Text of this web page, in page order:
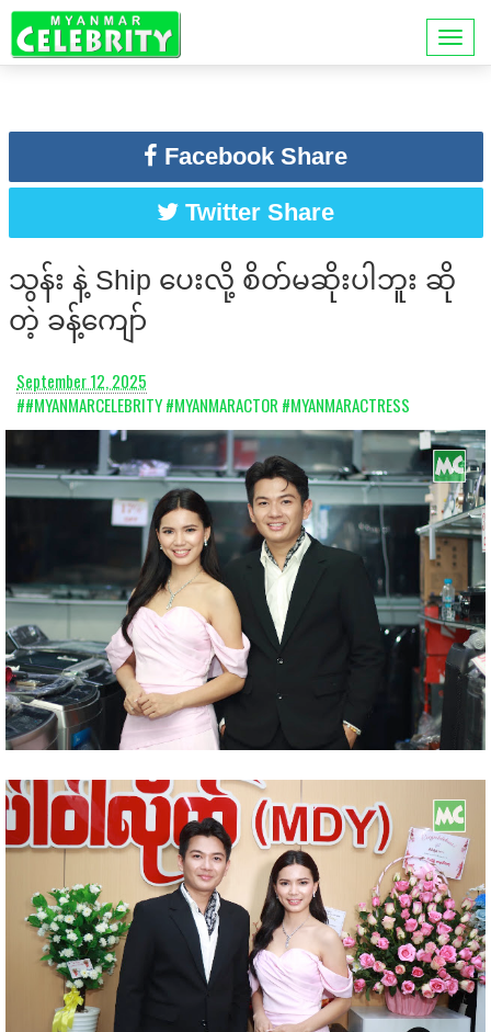
Facebook Share
Twitter Share
သွန်း နဲ့ Ship ပေးလို့ စိတ်မဆိုးပါဘူး ဆို
တဲ့ ခန့်ကျော်
September 12, 2025
##MYANMARCELEBRITY #MYANMARACTOR #MYANMARACTRESS